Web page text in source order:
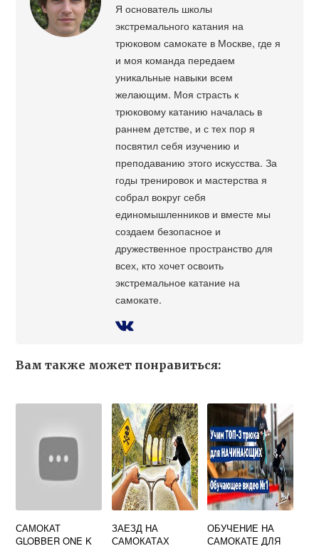
Я основатель школы
экстремального катания на
трюковом самокате в Москве, где я
и моя команда передаем
уникальные навыки всем
желающим. Моя страсть к
трюковому катанию началась в
раннем детстве, и с тех пор я
посвятил себя изучению и
преподаванию этого искусства. За
годы тренировок и мастерства я
собрал вокруг себя
единомышленников и вместе мы
создаем безопасное и
дружественное пространство для
всех, кто хочет освоить
экстремальное катание на
самокате.
Вам также может понравиться:
САМОКАТ
GLOBBER ONE K
ЗАЕЗД НА
САМОКАТАХ
ОБУЧЕНИЕ НА
САМОКАТЕ ДЛЯ